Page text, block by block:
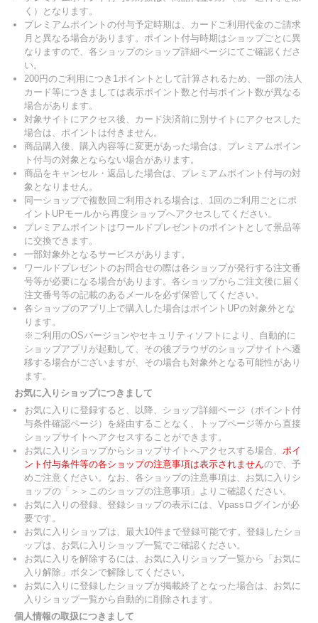
く）となります。
プレミアムポイントの付与予定時期は、カードご利用代金のご請求
月と異なる場合があります。ポイント付与時期はショップごとに異
なりますので、各ショップのショップ詳細ページにてご確認くださ
い。
200円のご利用につき1ポイントとして計算されるため、一部の法人
カード等につきましては表示ポイント数と付与ポイント数が異なる
場合があります。
対象サイトにアクセス後、カード決済前に別サイトにアクセスした
場合は、ポイントは付きません。
商品購入後、購入内容等に変更があった場合は、プレミアムポイン
ト付与の対象とならない場合があります。
商品をキャンセル・返品した場合は、プレミアムポイント付与の対
象となりません。
同一ショップで複数回ご利用される場合は、1回のご利用ごとにポ
イントUPモールから再度ショップへアクセスしてください。
プレミアムポイントはワールドプレゼントのポイントとして景品等
に交換できます。
一部対象外となるサービスがあります。
ワールドプレゼントのお問合せの際は各ショップが発行する注文番
号等が必要になる場合があります。各ショップからご注文後に届く
注文番号等の記載のあるメールを必ず保管してください。
各ショップのアプリ上で購入した場合はポイントUPの対象外とな
ります。
※ご利用のOSバージョンやセキュリティソフトにより、自動的に
ショップアプリが起動して、その後ブラウザのショップサイトへ遷
移する場合がございますが、その場合も対象外となる可能性があり
ます。
お気に入りショップにつきまして
お気に入りに登録すると、以降、ショップ詳細ページ（ポイント付
与条件確認ページ）を経由することなく、トップページ等から直接
ショップサイトへアクセスすることができます。
お気に入りショップからショップサイトへアクセスする場合、 ポイ
ント付与条件等の各ショップの注意事項は表示されませんので、予
めご注意ください。なお、各ショップの注意事項は、お気に入りシ
ョップの「＞＞このショップの注意事項」よりご確認ください。
お気に入りの登録、登録ショップの表示には、Vpassログインが必
要です。
お気に入りショップは、最大10件まで登録可能です。登録したショ
ップは、お気に入りショップ一覧でご確認ください。
お気に入りを解除するには、お気に入りショップ一覧から「お気に
入り解除」ボタンで解除してください。
お気に入りに登録したショップが掲載終了となった場合は、お気に
入りショップ一覧から自動的に削除されます。
個人情報の取扱につきまして